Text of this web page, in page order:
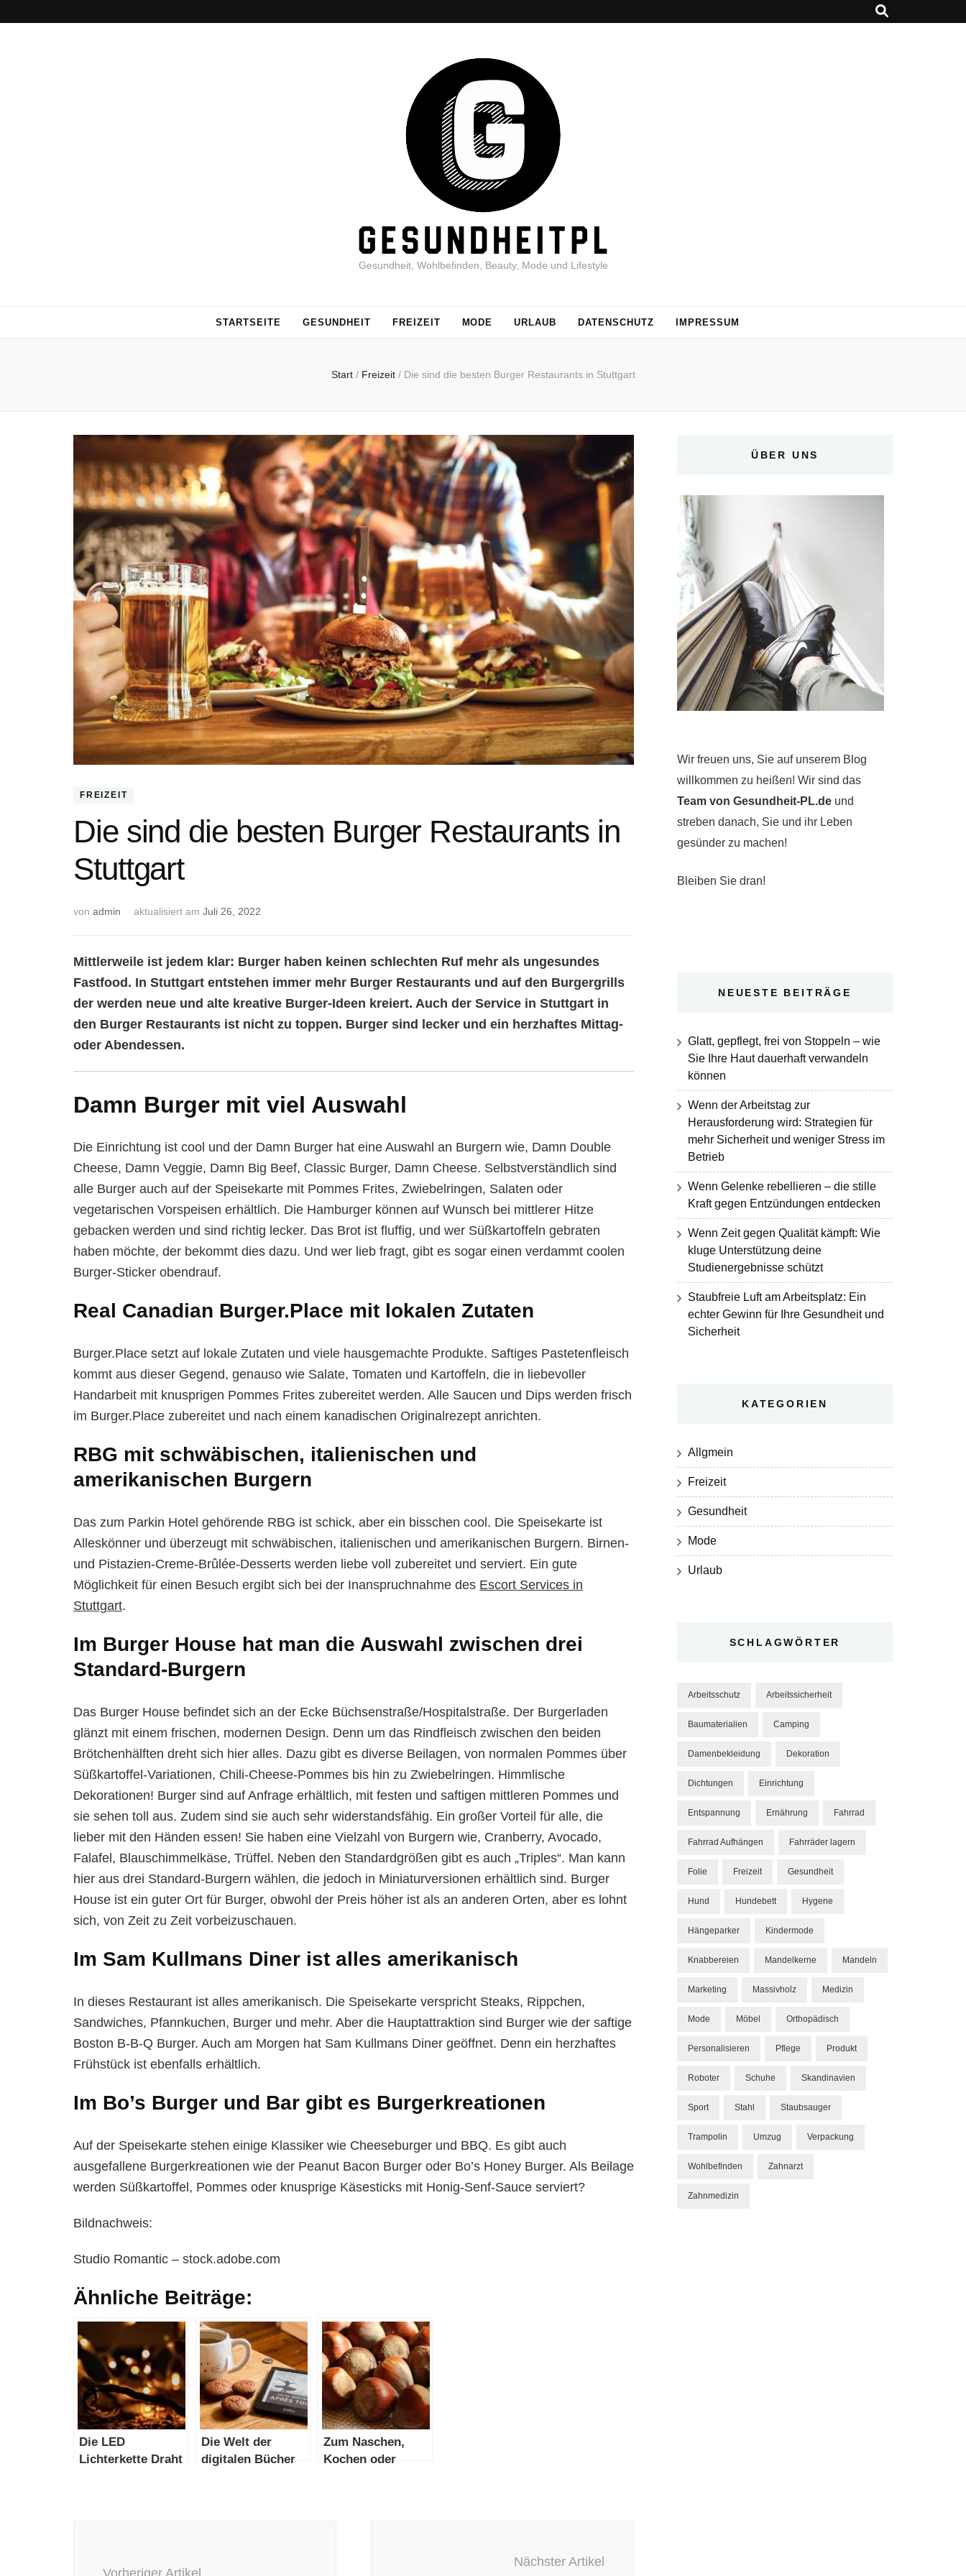
Gesundheit, Wohlbefinden, Beauty, Mode und Lifestyle
STARTSEITE GESUNDHEIT FREIZEIT MODE URLAUB DATENSCHUTZ IMPRESSUM
Start / Freizeit / Die sind die besten Burger Restaurants in Stuttgart
FREIZEIT
Die sind die besten Burger Restaurants in
Stuttgart
von admin aktualisiert am Juli 26, 2022
Mittlerweile ist jedem klar: Burger haben keinen schlechten Ruf mehr als ungesundes
Fastfood. In Stuttgart entstehen immer mehr Burger Restaurants und auf den Burgergrills
der werden neue und alte kreative Burger-Ideen kreiert. Auch der Service in Stuttgart in
den Burger Restaurants ist nicht zu toppen. Burger sind lecker und ein herzhaftes Mittag-
oder Abendessen.
Damn Burger mit viel Auswahl
Die Einrichtung ist cool und der Damn Burger hat eine Auswahl an Burgern wie, Damn Double
Cheese, Damn Veggie, Damn Big Beef, Classic Burger, Damn Cheese. Selbstverständlich sind
alle Burger auch auf der Speisekarte mit Pommes Frites, Zwiebelringen, Salaten oder
vegetarischen Vorspeisen erhältlich. Die Hamburger können auf Wunsch bei mittlerer Hitze
gebacken werden und sind richtig lecker. Das Brot ist fluffig, und wer Süßkartoffeln gebraten
haben möchte, der bekommt dies dazu. Und wer lieb fragt, gibt es sogar einen verdammt coolen
Burger-Sticker obendrauf.
Real Canadian Burger.Place mit lokalen Zutaten
Burger.Place setzt auf lokale Zutaten und viele hausgemachte Produkte. Saftiges Pastetenfleisch
kommt aus dieser Gegend, genauso wie Salate, Tomaten und Kartoffeln, die in liebevoller
Handarbeit mit knusprigen Pommes Frites zubereitet werden. Alle Saucen und Dips werden frisch
im Burger.Place zubereitet und nach einem kanadischen Originalrezept anrichten.
RBG mit schwäbischen, italienischen und
amerikanischen Burgern
Das zum Parkin Hotel gehörende RBG ist schick, aber ein bisschen cool. Die Speisekarte ist
Alleskönner und überzeugt mit schwäbischen, italienischen und amerikanischen Burgern. Birnen-
und Pistazien-Creme-Brûlée-Desserts werden liebe voll zubereitet und serviert. Ein gute
Möglichkeit für einen Besuch ergibt sich bei der Inanspruchnahme des Escort Services in
Stuttgart.
Im Burger House hat man die Auswahl zwischen drei
Standard-Burgern
Das Burger House befindet sich an der Ecke Büchsenstraße/Hospitalstraße. Der Burgerladen
glänzt mit einem frischen, modernen Design. Denn um das Rindfleisch zwischen den beiden
Brötchenhälften dreht sich hier alles. Dazu gibt es diverse Beilagen, von normalen Pommes über
Süßkartoffel-Variationen, Chili-Cheese-Pommes bis hin zu Zwiebelringen. Himmlische
Dekorationen! Burger sind auf Anfrage erhältlich, mit festen und saftigen mittleren Pommes und
sie sehen toll aus. Zudem sind sie auch sehr widerstandsfähig. Ein großer Vorteil für alle, die
lieber mit den Händen essen! Sie haben eine Vielzahl von Burgern wie, Cranberry, Avocado,
Falafel, Blauschimmelkäse, Trüffel. Neben den Standardgrößen gibt es auch „Triples“. Man kann
hier aus drei Standard-Burgern wählen, die jedoch in Miniaturversionen erhältlich sind. Burger
House ist ein guter Ort für Burger, obwohl der Preis höher ist als an anderen Orten, aber es lohnt
sich, von Zeit zu Zeit vorbeizuschauen.
Im Sam Kullmans Diner ist alles amerikanisch
In dieses Restaurant ist alles amerikanisch. Die Speisekarte verspricht Steaks, Rippchen,
Sandwiches, Pfannkuchen, Burger und mehr. Aber die Hauptattraktion sind Burger wie der saftige
Boston B-B-Q Burger. Auch am Morgen hat Sam Kullmans Diner geöffnet. Denn ein herzhaftes
Frühstück ist ebenfalls erhältlich.
Im Bo’s Burger und Bar gibt es Burgerkreationen
Auf der Speisekarte stehen einige Klassiker wie Cheeseburger und BBQ. Es gibt auch
ausgefallene Burgerkreationen wie der Peanut Bacon Burger oder Bo’s Honey Burger. Als Beilage
werden Süßkartoffel, Pommes oder knusprige Käsesticks mit Honig-Senf-Sauce serviert?
Bildnachweis:
Studio Romantic – stock.adobe.com
Ähnliche Beiträge:
Die LED
Lichterkette Draht
Die Welt der
digitalen Bücher
Zum Naschen,
Kochen oder
Nächster Artikel
ÜBER UNS
Wir freuen uns, Sie auf unserem Blog
willkommen zu heißen! Wir sind das
Team von Gesundheit-PL.de und
streben danach, Sie und ihr Leben
gesünder zu machen!
Bleiben Sie dran!
NEUESTE BEITRÄGE
Glatt, gepflegt, frei von Stoppeln – wie
Sie Ihre Haut dauerhaft verwandeln
können
Wenn der Arbeitstag zur
Herausforderung wird: Strategien für
mehr Sicherheit und weniger Stress im
Betrieb
Wenn Gelenke rebellieren – die stille
Kraft gegen Entzündungen entdecken
Wenn Zeit gegen Qualität kämpft: Wie
kluge Unterstützung deine
Studienergebnisse schützt
Staubfreie Luft am Arbeitsplatz: Ein
echter Gewinn für Ihre Gesundheit und
Sicherheit
KATEGORIEN
Allgmein
Freizeit
Gesundheit
Mode
Urlaub
SCHLAGWÖRTER
Arbeitsschutz Arbeitssicherheit
Baumaterialien Camping
Damenbekleidung Dekoration
Dichtungen Einrichtung
Entspannung Ernährung Fahrrad
Fahrrad Aufhängen Fahrräder lagern
Folie Freizeit Gesundheit
Hund Hundebett Hygene
Hängeparker Kindermode
Knabbereien Mandelkerne Mandeln
Marketing Massivholz Medizin
Mode Möbel Orthopädisch
Personalisieren Pflege Produkt
Roboter Schuhe Skandinavien
Sport Stahl Staubsauger
Trampolin Umzug Verpackung
Wohlbefinden Zahnarzt
Zahnmedizin